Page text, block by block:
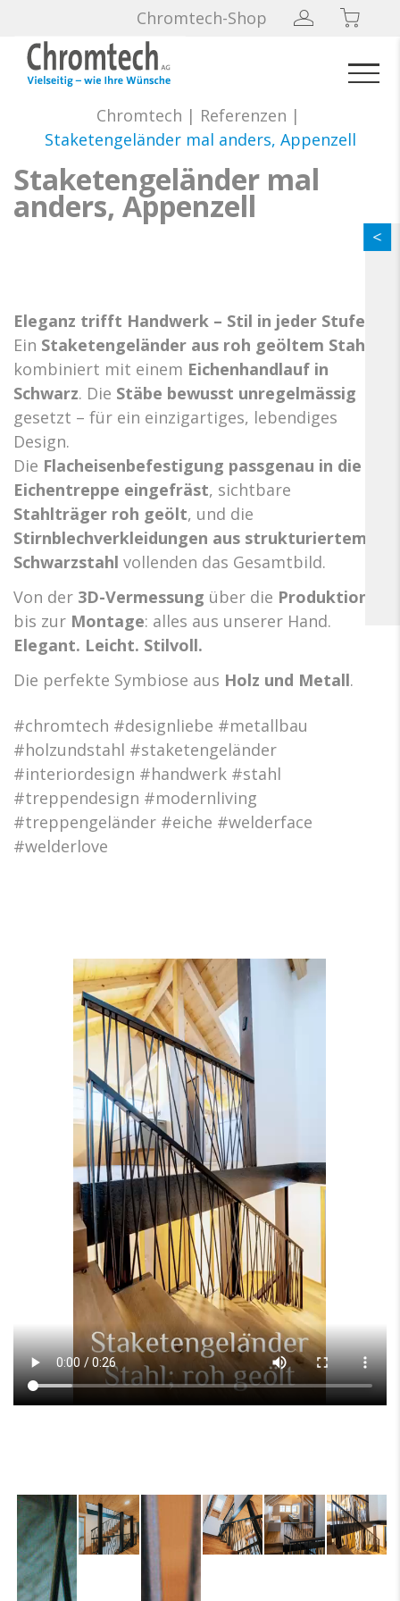
Chromtech-Shop
Chromtech | Referenzen |
Staketengeländer mal anders, Appenzell
Staketengeländer mal
anders, Appenzell
Eleganz trifft Handwerk – Stil in jeder Stufe.
Ein Staketengeländer aus roh geöltem Stahl
kombiniert mit einem Eichenhandlauf in
Schwarz. Die Stäbe bewusst unregelmässig
gesetzt – für ein einzigartiges, lebendiges
Design.
Die Flacheisenbefestigung passgenau in die
Eichentreppe eingefräst, sichtbare
Stahlträger roh geölt, und die
Stirnblechverkleidungen aus strukturiertem
Schwarzstahl vollenden das Gesamtbild.
Von der 3D-Vermessung über die Produktion
bis zur Montage: alles aus unserer Hand.
Elegant. Leicht. Stilvoll.
Die perfekte Symbiose aus Holz und Metall.
#chromtech #designliebe #metallbau
#holzundstahl #staketengeländer
#interiordesign #handwerk #stahl
#treppendesign #modernliving
#treppengeländer #eiche #welderface
#welderlove